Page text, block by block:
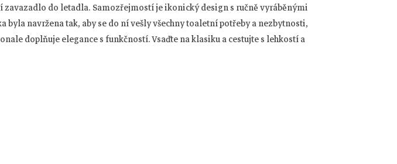
do letadla. Samozřejmostí je ikonický design s ručně vyráběnými
navržena tak, aby se do ní vešly všechny toaletní potřeby a nezbytnosti,
doplňuje elegance s funkčností. Vsaďte na klasiku a cestujte s lehkostí a